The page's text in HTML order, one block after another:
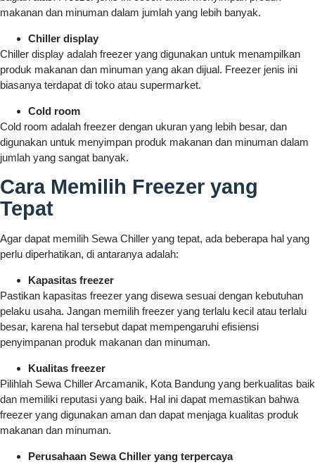
makanan dan minuman dalam jumlah yang lebih banyak.
Chiller display
Chiller display adalah freezer yang digunakan untuk menampilkan
produk makanan dan minuman yang akan dijual. Freezer jenis ini
biasanya terdapat di toko atau supermarket.
Cold room
Cold room adalah freezer dengan ukuran yang lebih besar, dan
digunakan untuk menyimpan produk makanan dan minuman dalam
jumlah yang sangat banyak.
Cara Memilih Freezer yang
Tepat
Agar dapat memilih Sewa Chiller yang tepat, ada beberapa hal yang
perlu diperhatikan, di antaranya adalah:
Kapasitas freezer
Pastikan kapasitas freezer yang disewa sesuai dengan kebutuhan
pelaku usaha. Jangan memilih freezer yang terlalu kecil atau terlalu
besar, karena hal tersebut dapat mempengaruhi efisiensi
penyimpanan produk makanan dan minuman.
Kualitas freezer
Pilihlah Sewa Chiller Arcamanik, Kota Bandung yang berkualitas baik
dan memiliki reputasi yang baik. Hal ini dapat memastikan bahwa
freezer yang digunakan aman dan dapat menjaga kualitas produk
makanan dan minuman.
Perusahaan Sewa Chiller yang terpercaya